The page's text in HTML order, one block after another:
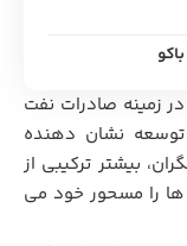
زمینه صادرات نفت
نشان دهنده
بیشتر ترکیبی از
را مسحور خود می